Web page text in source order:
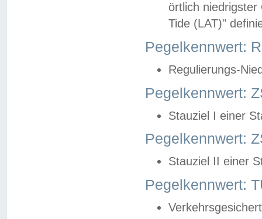
örtlich
Tide (LAT)"
Pegelkennwert:
Regulierungs-
Pegelkennwert:
Stauziel I einer
Pegelkennwert:
Stauziel II einer
Pegelkennwert: